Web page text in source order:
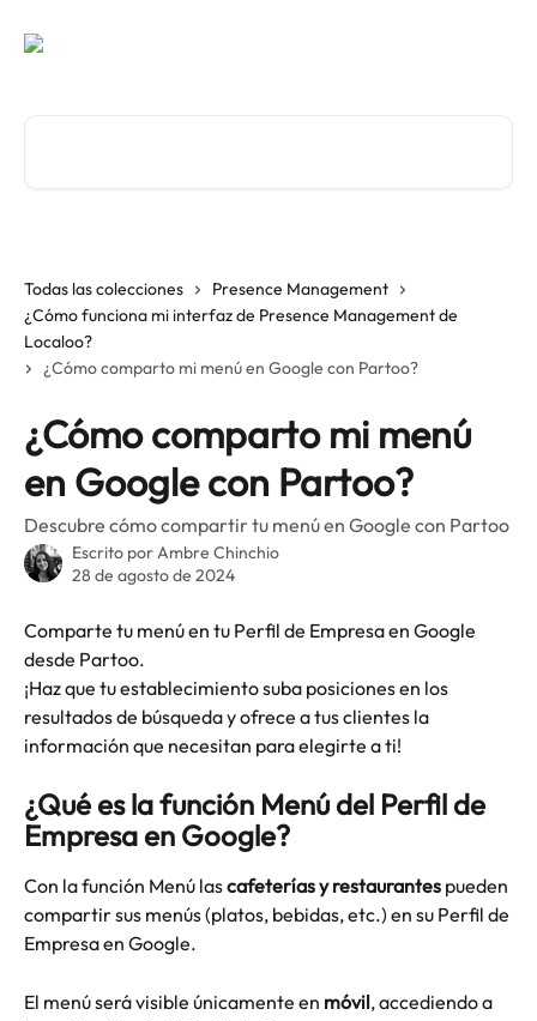
Todas las colecciones
Presence Management
¿Cómo funciona mi interfaz de Presence Management de
Localoo?
¿Cómo comparto mi menú en Google con Partoo?
¿Cómo comparto mi menú
en Google con Partoo?
Descubre cómo compartir tu menú en Google con Partoo
Escrito porAmbre Chinchio
28 de agosto de 2024
Comparte tu menú en tu Perfil de Empresa en Google
desde Partoo.
¡Haz que tu establecimiento suba posiciones en los
resultados de búsqueda y ofrece a tus clientes la
información que necesitan para elegirte a ti!
¿Qué es la función Menú del Perfil de
Empresa en Google?
Con la función Menú las cafeterías y restaurantes pueden
compartir sus menús (platos, bebidas, etc.) en su Perfil de
Empresa en Google.
El menú será visible únicamente en móvil, accediendo a